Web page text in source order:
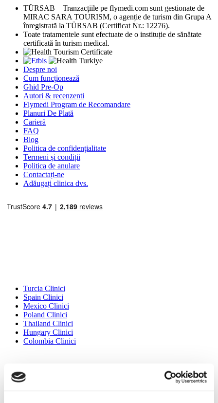
TÜRSAB – Tranzacțiile pe flymedi.com sunt gestionate de
MIRAC SARA TOURISM, o agenție de turism din Grupa A
înregistrată la TÜRSAB (Certificat Nr.: 12276).
Toate tratamentele sunt efectuate de o instituție de sănătate
certificată în turism medical.
Despre noi
Cum funcționează
Ghid Pre-Op
Autori & recenzenti
Flymedi Program de Recomandare
Planuri De Plată
Carieră
FAQ
Blog
Politica de confidențialitate
Termeni și condiții
Politica de anulare
Contactați-ne
Adăugați clinica dvs.
Turcia Clinici
Spain Clinici
Mexico Clinici
Poland Clinici
Thailand Clinici
Hungary Clinici
Colombia Clinici
Gastric Sleeve Turcia
Rinoplastie Turcia
Implanturi Mamare Turcia